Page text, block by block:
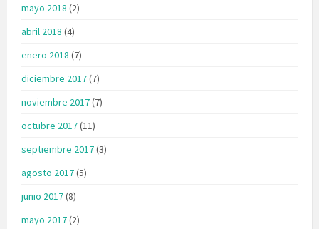
mayo 2018 (2)
abril 2018 (4)
enero 2018 (7)
diciembre 2017(7)
noviembre 2017(7)
octubre 2017(11)
septiembre 2017(3)
agosto 2017(5)
junio 2017(8)
mayo 2017(2)